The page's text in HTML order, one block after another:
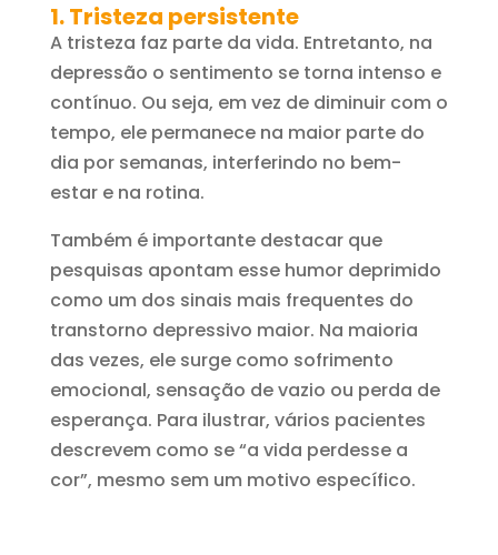
1. Tristeza persistente
A tristeza faz parte da vida. Entretanto, na
depressão o sentimento se torna intenso e
contínuo. Ou seja, em vez de diminuir com o
tempo, ele permanece na maior parte do
dia por semanas, interferindo no bem-
estar e na rotina.
Também é importante destacar que
pesquisas apontam esse humor deprimido
como um dos sinais mais frequentes do
transtorno depressivo maior. Na maioria
das vezes, ele surge como sofrimento
emocional, sensação de vazio ou perda de
esperança. Para ilustrar, vários pacientes
descrevem como se “a vida perdesse a
cor”, mesmo sem um motivo específico.